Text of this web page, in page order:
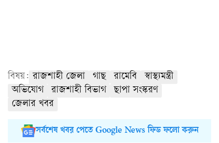
বিষয়: রাজশাহী জেলা গাছ রামেবি
স্বাস্থ্যমন্ত্রী
অভিযোগ
রাজশাহী বিভাগ
ছাপা সংস্করণ
জেলার খবর
সর্বশেষ খবর পেতে Google News ফিড ফলো করুন